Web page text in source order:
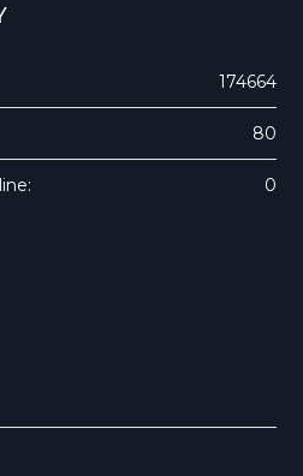
174664
80
0